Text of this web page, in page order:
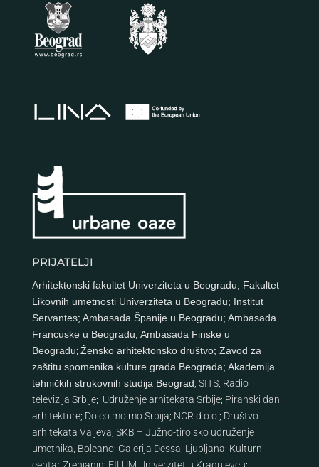
PRIJATELJI
Arhitektonski fakultet Univerziteta u Beogradu; Fakultet
Likovnih umetnosti Univerziteta u Beogradu; Institut
Servantes; Ambasada Španije u Beogradu; Ambasada
Francuske u Beogradu; Ambasada Finske u
Beogradu; Žensko arhitektonsko društvo; Zavod za
zaštitu spomenika kulture grada Beograda; Akademija
tehničkih strukovnih studija Beograd; SITS; Radio
televizija Srbije; Udruženje arhitekata Srbije; Piranski dani
arhitekture; Do.co.mo.mo Srbija; NCR d.o.o. ; Društvo
arhitekata Valjeva; SKB – Južno-tirolsko udruženje
umetnika, Bolcano; Galerija Dessa, Ljubljana; Kulturni
centar Zrenjanin; FILUM Univerzitet u Kragujevcu;